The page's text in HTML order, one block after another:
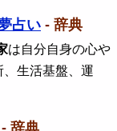
占い - 辞典
は自分自身の心や
生活基盤、運
- 辞典